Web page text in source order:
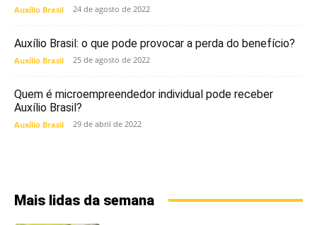
Auxílio Brasil 24 de agosto de 2022
Auxílio Brasil: o que pode provocar a perda do benefício?
Auxílio Brasil 25 de agosto de 2022
Quem é microempreendedor individual pode receber
Auxílio Brasil?
Auxílio Brasil 29 de abril de 2022
Mais lidas da semana